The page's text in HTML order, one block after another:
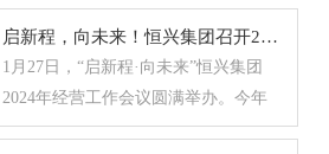
鲜花相加，悦己，就是最
团成员提供丰富饮食，让大家在现场
边交流边享用。一个个精致美味的“小
肉包”，开启了当天下午的重要话题，
也给了跑团成员们实实在在的满足
这个成绩很满意，这是他7届厦马成绩
最好的一次。比赛前，他对自己的完
赛目标就相对明确，能进3小时就好。
如果状态好，他当然也想刷新自己的
PB成绩——福马2:53:44。“因为这届报
因为热爱而坚持！”正如柯岚岚副总裁
曾在跑步分享会上所说。对个人而
言，我们除了踏实认真工作，也要好
好爱自己，爱生活。跑步是一项正能
量的运动，制定自己的小目标，挥洒
源昌集团有限公司许世辉 达利食品集
理、厂部负责人、车间主任、科长及
受表彰优秀员工参加了会议。会议对
公司2023年各项工作进行了全面总
结，布置了2024年生产经营目标及各
启新程，向未来！恒兴集团召开2024年经营工作会议
1月27日，“启新程·向未来”恒兴集团
2024年经营工作会议圆满举办。今年
经营工作会议首次选择在华师希平双